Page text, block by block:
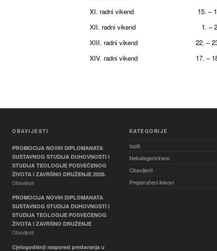
XI. radni vikend 15. – 16.
XII. radni vikend 1. – 2.
XIII. radni vikend 22. – 23.
XIV. radni vikend 17. – 18.
OBAVIJESTI
PROMOCIJA NOVIH DIPLOMANATA
SUSTAVNOG STUDIJA DUHOVNOSTI I
STUDIJA TEOLOGIJE POSVEĆENOG
ŽIVOTA I ZAVRŠNO DRUŽENJE 2026.
Obavijesti
PROMOCIJA NOVIH DIPLOMANATA
SUSTAVNOG STUDIJA DUHOVNOSTI I
STUDIJA TEOLOGIJE POSVEĆENOG
ŽIVOTA I ZAVRŠNO DRUŽENJE
Obavijesti
Cjelogodišnji raspored predavanja u
KATEGORIJE
Ispiti
Nekategorizirano
Obavijesti
Preporučeni linkovi